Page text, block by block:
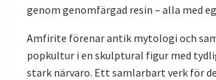
genom genomfärgad resin – alla med
Amfirite förenar antik mytologi och
popkultur i en skulptural figur med
stark närvaro. Ett samlarbart verk för